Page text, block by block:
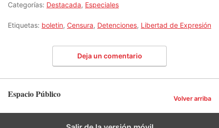
Categorías: Destacada, Especiales
Etiquetas: boletin, Censura, Detenciones, Libertad de Expresión
Deja un comentario
Espacio Público Volver arriba